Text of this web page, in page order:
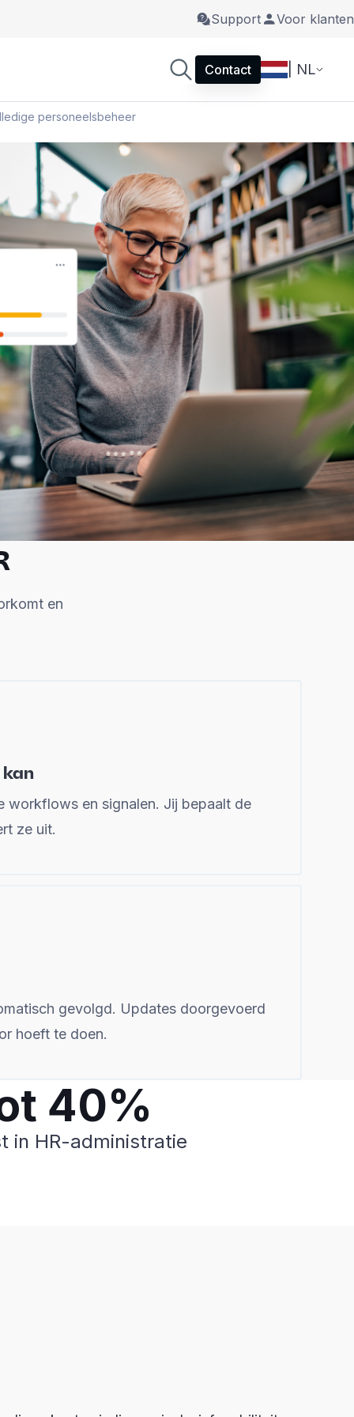
Support Voor klanten
Contact | NL
personeelsbeheer
en
workflows en signalen. Jij bepaalt de
ze uit.
gevolgd. Updates doorgevoerd
hoeft te doen.
40%
in HR-administratie